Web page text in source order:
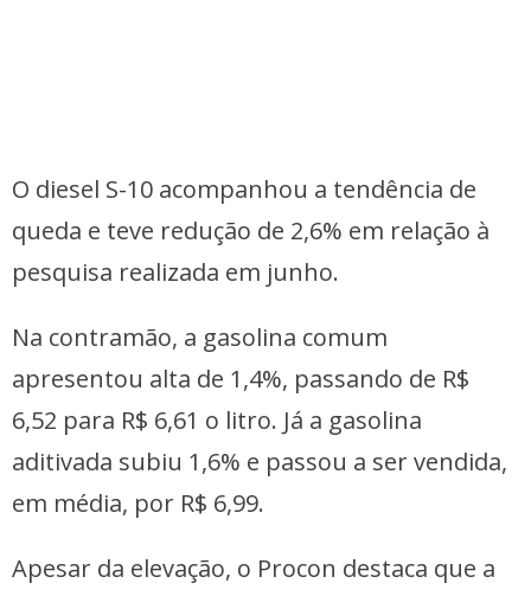
O diesel S-10 acompanhou a tendência de
queda e teve redução de 2,6% em relação à
pesquisa realizada em junho.
Na contramão, a gasolina comum
apresentou alta de 1,4%, passando de R$
6,52 para R$ 6,61 o litro. Já a gasolina
aditivada subiu 1,6% e passou a ser vendida,
em média, por R$ 6,99.
Apesar da elevação, o Procon destaca que a